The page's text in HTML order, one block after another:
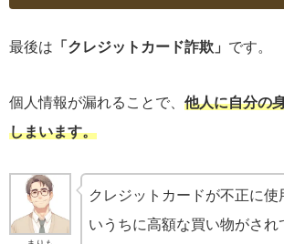
最後は 「クレジットカード詐欺」 です。
個人情報が漏れることで、 他人に自分の
しまいます。
クレジットカードが不正に使
いうちに高額な買い物がされ